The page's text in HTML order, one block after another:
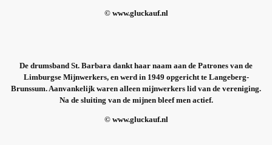
© www.gluckauf.nl
De drumsband St. Barbara dankt haar naam aan de Patrones van de
Limburgse Mijnwerkers, en werd in 1949 opgericht te Langeberg-
Brunssum. Aanvankelijk waren alleen mijnwerkers lid van de vereniging.
Na de sluiting van de mijnen bleef men actief.
© www.gluckauf.nl